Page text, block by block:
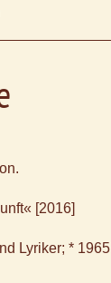
[2016]
Lyriker; * 1965